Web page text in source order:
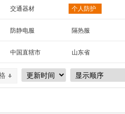
家装建材 机床 机械及行业设备
交通器材 个人防护
防静电服 隔热服
中国直辖市 山东省
辽宁省 吉林省
四川省 贵州省